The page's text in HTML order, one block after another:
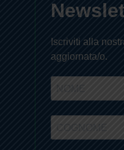
Iscriviti alla
aggiornata/o.